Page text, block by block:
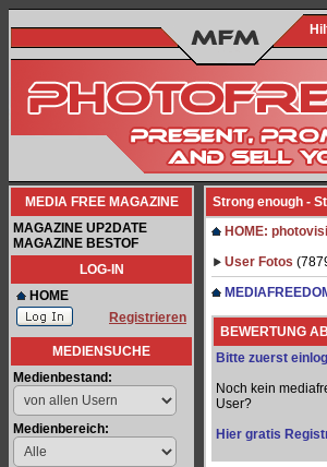
MEDIA FREE MAGAZINE
MAGAZINE UP2DATE
MAGAZINE BESTOF
LOG-IN
HOME
Registrieren
MEDIENSUCHE
Medienbestand:
Medienbereich:
Strong enough -
HOME:
User Fotos
BEWERTUNG
Bitte zuerst
Noch kein
User?
Hier gratis